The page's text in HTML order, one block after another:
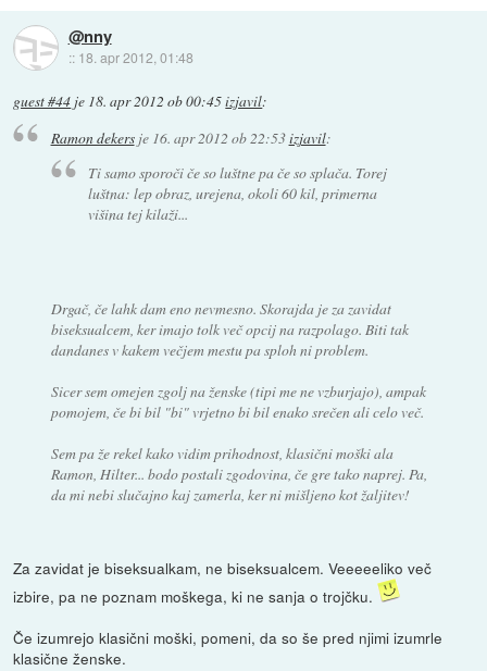
@nny
:: 18. apr 2012, 01:48
guest #44 je 18. apr 2012 ob 00:45izjavil:
Ramon dekersje 16. apr 2012 ob 22:53izjavil:
Ti samo sporoči če so luštne pa če so splača. Torej
luštna: lep obraz, urejena, okoli 60 kil, primerna
višina tej kilaži...
Drgač, če lahk dam eno nevmesno. Skorajda je za zavidat
biseksualcem, ker imajo tolk več opcij na razpolago. Biti tak
dandanes v kakem večjem mestu pa sploh ni problem.
Sicer sem omejen zgolj na ženske (tipi me ne vzburjajo), ampak
pomojem, če bi bil "bi" vrjetno bi bil enako srečen ali celo več.
Sem pa že rekel kako vidim prihodnost, klasični moški ala
Ramon, Hilter... bodo postali zgodovina, če gre tako naprej. Pa,
da mi nebi slučajno kaj zamerla, ker ni mišljeno kot žaljitev!
Za zavidat je biseksualkam, ne biseksualcem. Veeeeeliko več
izbire, pa ne poznam moškega, ki ne sanja o trojčku.
Če izumrejo klasični moški, pomeni, da so še pred njimi izumrle
klasične ženske.